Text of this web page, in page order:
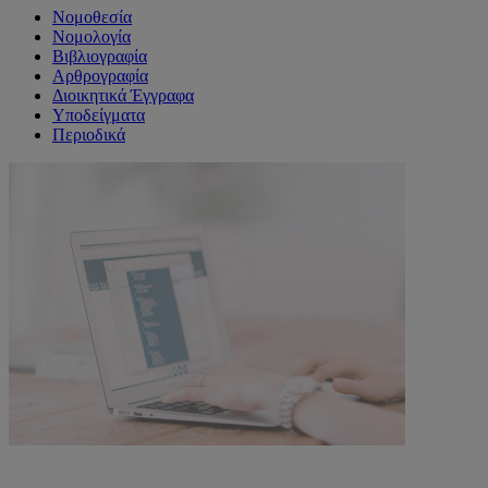
Νομοθεσία
Νομολογία
Βιβλιογραφία
Αρθρογραφία
Διοικητικά Έγγραφα
Υποδείγματα
Περιοδικά